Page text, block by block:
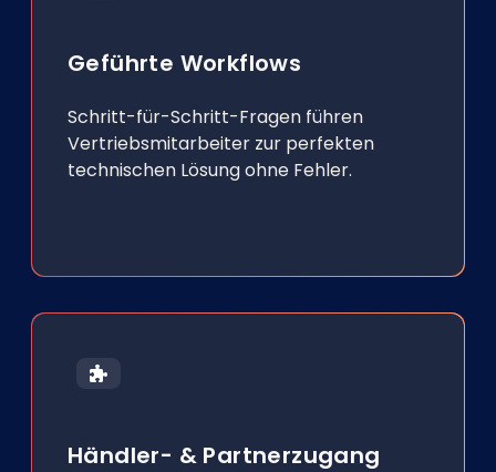
Geführte Workflows
Schritt-für-Schritt-Fragen führen
Vertriebsmitarbeiter zur perfekten
technischen Lösung ohne Fehler.
Händler- & Partnerzugang